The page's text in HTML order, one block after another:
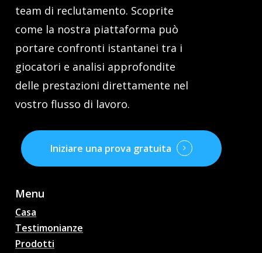
team di reclutamento. Scoprite
come la nostra piattaforma può
portare confronti istantanei tra i
giocatori e analisi approfondite
delle prestazioni direttamente nel
vostro flusso di lavoro.
Iniziare una prova gratuita
Menu
Casa
Testimonianze
Prodotti